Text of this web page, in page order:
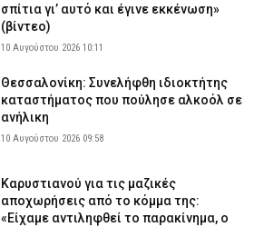
σπίτια γι’ αυτό και έγινε εκκένωση»
(βίντεο)
10 Αυγούστου 2026 10:11
Θεσσαλονίκη: Συνελήφθη ιδιοκτήτης
καταστήματος που πούλησε αλκοόλ σε
ανήλικη
10 Αυγούστου 2026 09:58
Καρυστιανού για τις μαζικές
αποχωρήσεις από το κόμμα της:
«Είχαμε αντιληφθεί το παρακίνημα, ο